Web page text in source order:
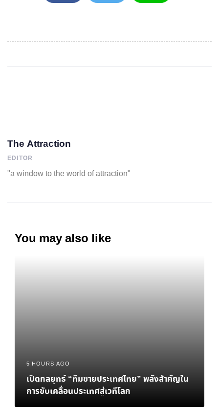
The Attraction
EDITOR
"a window to the world of attraction"
You may also like
5 HOURS AGO
เปิดกลยุทธ์ “ทีมขายประเทศไทย” พลังสำคัญใน
การขับเคลื่อนประเทศสู่เวทีโลก